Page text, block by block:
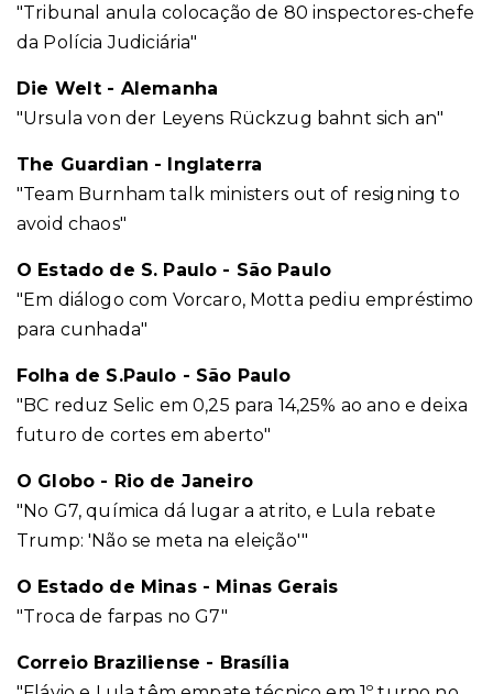
"Tribunal anula colocação de 80 inspectores-chefe
da Polícia Judiciária"
Die Welt - Alemanha
"Ursula von der Leyens Rückzug bahnt sich an"
The Guardian - Inglaterra
"Team Burnham talk ministers out of resigning to
avoid chaos"
O Estado de S. Paulo - São Paulo
"Em diálogo com Vorcaro, Motta pediu empréstimo
para cunhada"
Folha de S.Paulo - São Paulo
"BC reduz Selic em 0,25 para 14,25% ao ano e deixa
futuro de cortes em aberto"
O Globo - Rio de Janeiro
"No G7, química dá lugar a atrito, e Lula rebate
Trump: 'Não se meta na eleição'"
O Estado de Minas - Minas Gerais
"Troca de farpas no G7"
Correio Braziliense - Brasília